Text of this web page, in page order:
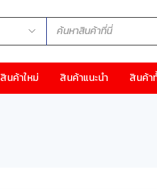
สินค้าใหม่ สินค้าแนะนำ สินค้า